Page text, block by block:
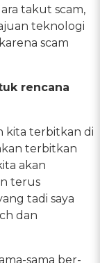
takut scam,
teknologi
scam
rencana
kita terbitkan di
terbitkan
akan
terus
tadi saya
dan
sama ber-